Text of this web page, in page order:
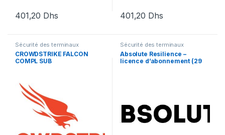
401,20 Dhs 401,20 Dhs
Sécurité des terminaux
CROWDSTRIKE FALCON
COMPL SUB
Sécurité des terminaux
Absolute Resilience –
licence d’abonnement (29